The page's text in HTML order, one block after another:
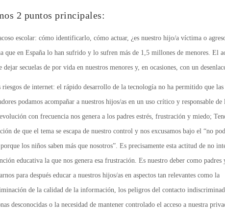
2 puntos principales:
escolar: cómo identificarlo, cómo actuar, ¿es nuestro hijo/a víctima o
que en España lo han sufrido y lo sufren más de 1,5 millones de menores. El
dejar secuelas de por vida en nuestros menores y, en ocasiones, con un
riesgos de internet: el rápido desarrollo de la tecnología no ha permitido que
podamos acompañar a nuestros hijos/as en un uso crítico y responsable de
con frecuencia nos genera a los padres estrés, frustración y miedo;
de que el tema se escapa de nuestro control y nos excusamos bajo el “no
los niños saben más que nosotros”. Es precisamente esta actitud de no
educativa la que nos genera esa frustración. Es nuestro deber como padres
para después educar a nuestros hijos/as en aspectos tan relevantes como la
de la calidad de la información, los peligros del contacto
desconocidas o la necesidad de mantener controlado el acceso a nuestra